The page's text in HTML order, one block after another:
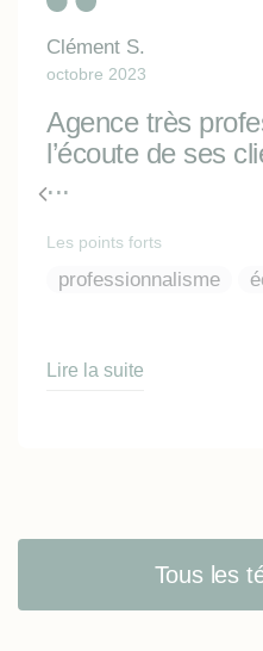
Clément S.
octobre 2023
Agence très
l’écoute de ses
...
Les points forts
professionnalisme
Lire la suite
Tous les